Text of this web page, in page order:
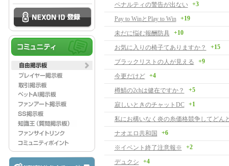
ペナルティの警告が出ない
+3
Pay to WinとPlay to Win +19
未だに悩む報酬防具 +10
お気に入りの椅子てありますか？ +15
ブラックリストの人が見える +9
今更だけど +4
樽鯖の2chは健在ですか？ +5
寂しいときのチャットDC +1
ナオエロ共和国 +6
※イベント終了注意報※ +2
デュクシ +4